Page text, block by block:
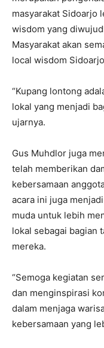
masyarakat Sidoarjo
wisdom yang
Masyarakat akan
local wisdom
“Kupang lontong
lokal yang menjadi
ujarnya.
Gus Muhdlor juga
telah memberikan
kebersamaan
acara ini juga
muda untuk lebih
lokal sebagai bagian
mereka.
“Semoga kegiatan
dan menginspirasi
dalam menjaga
kebersamaan yang